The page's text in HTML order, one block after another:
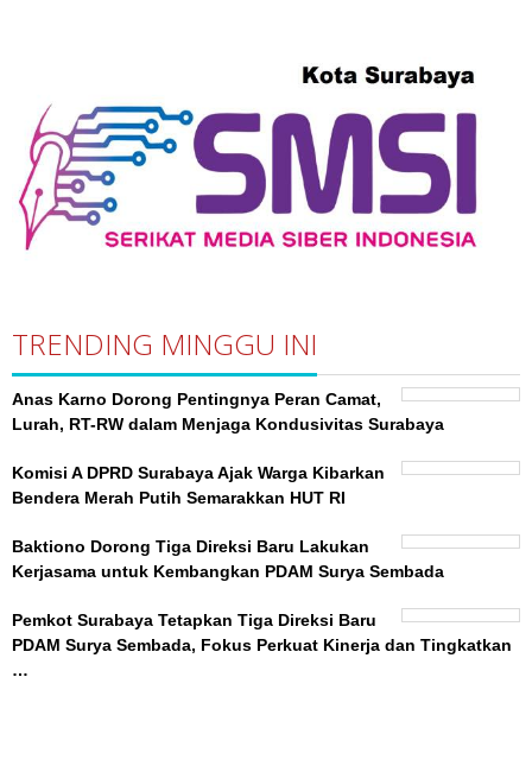
TRENDING MINGGU INI
Anas Karno Dorong Pentingnya Peran Camat,
Lurah, RT-RW dalam Menjaga Kondusivitas Surabaya
Komisi A DPRD Surabaya Ajak Warga Kibarkan
Bendera Merah Putih Semarakkan HUT RI
Baktiono Dorong Tiga Direksi Baru Lakukan
Kerjasama untuk Kembangkan PDAM Surya Sembada
Pemkot Surabaya Tetapkan Tiga Direksi Baru
PDAM Surya Sembada, Fokus Perkuat Kinerja dan Tingkatkan
…